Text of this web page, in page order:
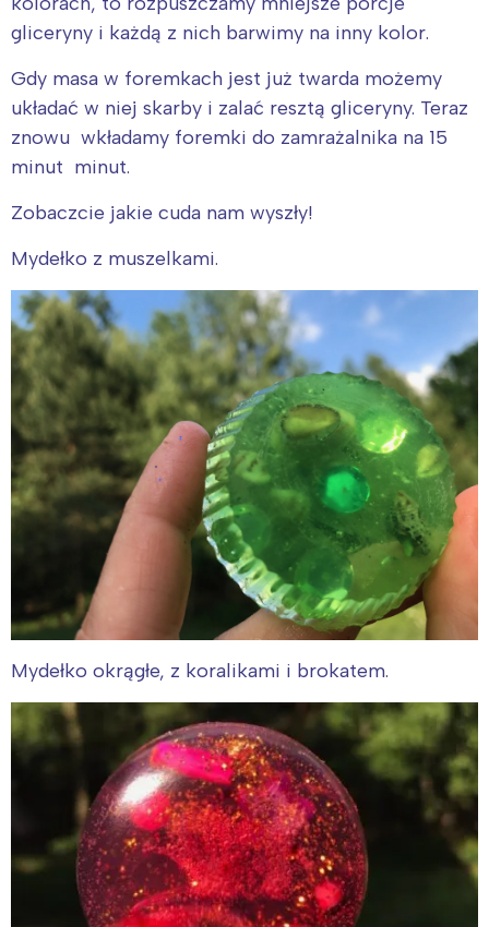
gliceryny i każdą z nich barwimy na inny kolor.
Gdy masa w foremkach jest już twarda możemy
układać w niej skarby i zalać resztą gliceryny. Teraz
znowu wkładamy foremki do zamrażalnika na 15
minut minut.
Zobaczcie jakie cuda nam wyszły!
Mydełko z muszelkami.
Mydełko okrągłe, z koralikami i brokatem.